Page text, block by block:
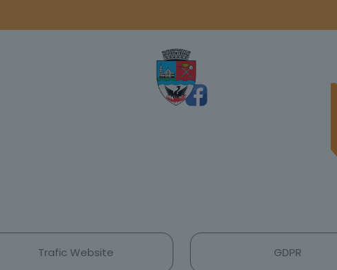
Trafic Website GDPR